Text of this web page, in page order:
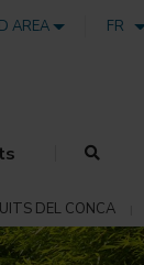
AREA FR
DEL CONCA